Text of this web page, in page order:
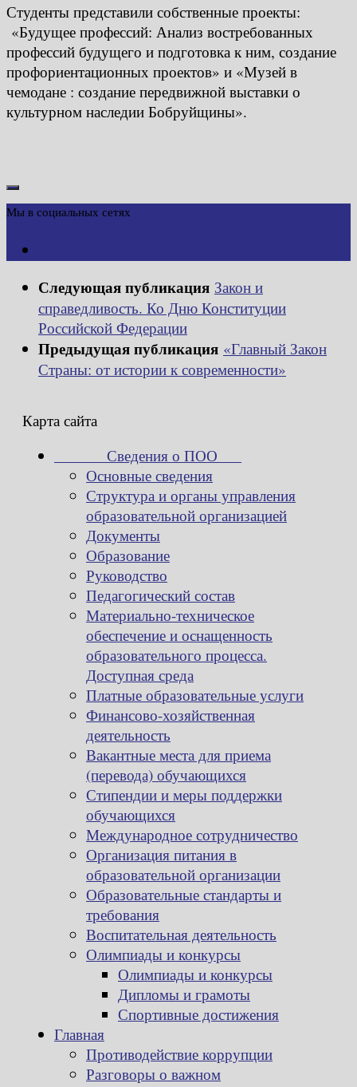
Студенты представили собственные проекты:
«Будущее профессий: Анализ востребованных
профессий будущего и подготовка к ним, создание
профориентационных проектов» и «Музей в
чемодане : создание передвижной выставки о
культурном наследии Бобруйщины».
Мы в социальных сетях
Следующая публикация Закон и
справедливость. Ко Дню Конституции
Российской Федерации
Предыдущая публикация «Главный Закон
Страны: от истории к современности»
Карта сайта
Сведения о ПОО
Основные сведения
Структура и органы управления
образовательной организацией
Документы
Образование
Руководство
Педагогический состав
Материально-техническое
обеспечение и оснащенность
образовательного процесса.
Доступная среда
Платные образовательные услуги
Финансово-хозяйственная
деятельность
Вакантные места для приема
(перевода) обучающихся
Стипендии и меры поддержки
обучающихся
Международное сотрудничество
Организация питания в
образовательной организации
Образовательные стандарты и
требования
Воспитательная деятельность
Олимпиады и конкурсы
Олимпиады и конкурсы
Дипломы и грамоты
Спортивные достижения
Главная
Противодействие коррупции
Разговоры о важном